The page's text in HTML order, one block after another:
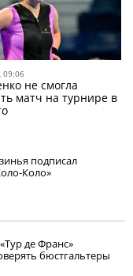
09:06
не смогла
матч на турнире в
подписал
Коло»
де Франс»
бюстгальтеры